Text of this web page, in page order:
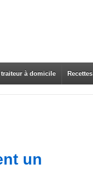
traiteur à domicile Recettes
un